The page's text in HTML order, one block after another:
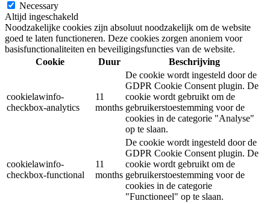
Necessary
Altijd ingeschakeld
Noodzakelijke cookies zijn absoluut noodzakelijk om de website
goed te laten functioneren. Deze cookies zorgen anoniem voor
basisfunctionaliteiten en beveiligingsfuncties van de website.
Cookie
Duur Beschrijving
cookielawinfo-
checkbox-analytics
11
months
De cookie wordt ingesteld door de
GDPR Cookie Consent plugin. De
cookie wordt gebruikt om de
gebruikerstoestemming voor de
cookies in de categorie "Analyse"
op te slaan.
cookielawinfo-
checkbox-functional
11
months
De cookie wordt ingesteld door de
GDPR Cookie Consent plugin. De
cookie wordt gebruikt om de
gebruikerstoestemming voor de
cookies in de categorie
"Functioneel" op te slaan.